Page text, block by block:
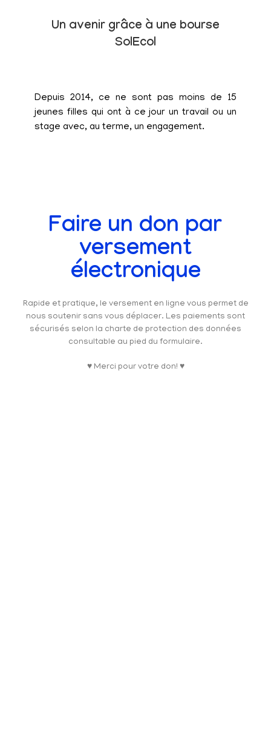
Un avenir grâce à une bourse
SolEcol
Depuis 2014, ce ne sont pas moins de 15
jeunes filles qui ont à ce jour un travail ou un
stage avec, au terme, un engagement.
Faire un don par
versement
électronique
Rapide et pratique, le versement en ligne vous permet de
nous soutenir sans vous déplacer. Les paiements sont
sécurisés selon la charte de protection des données
consultable au pied du formulaire.
♥ Merci pour votre don! ♥